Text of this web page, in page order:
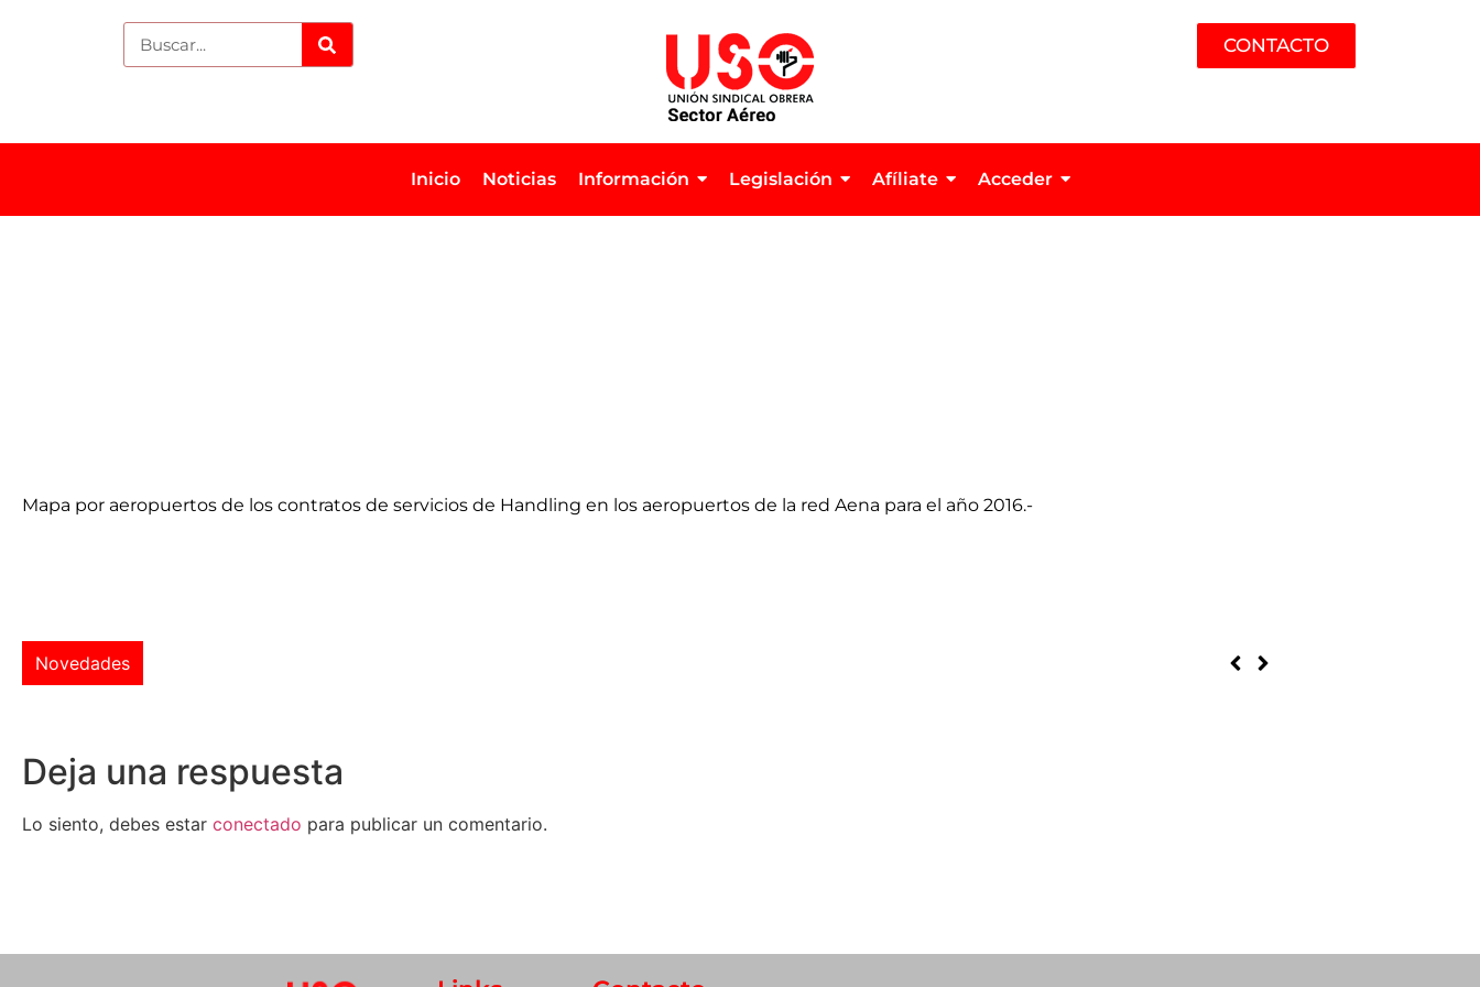
CONTACTO
Inicio Noticias Información Legislación Afíliate Acceder
Mapa por aeropuertos de los contratos de servicios de Handling en los aeropuertos de la red Aena para el año 2016.-
Novedades
Deja una respuesta
Lo siento, debes estar conectado para publicar un comentario.